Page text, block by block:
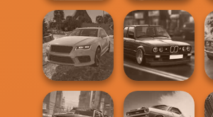
Offroad Moto
Mania
Highway Traffic